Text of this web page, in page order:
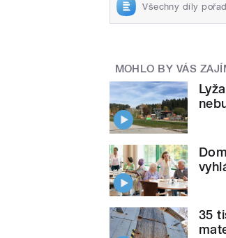
Všechny díly
MOHLO BY VÁS
35